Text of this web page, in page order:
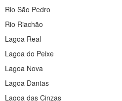
Rio São Pedro
Rio Riachão
Lagoa Real
Lagoa do Peixe
Lagoa Nova
Lagoa Dantas
Lagoa das Cinzas